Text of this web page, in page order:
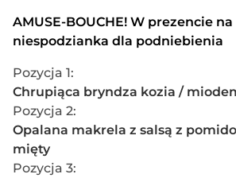
sous vide.
Magari (PURO Hotel 4*)
Europejska
Śródmieście • Mapa
99 zł (+ 12 zł opłaty rezerwacyjnej)
Kaczka z pieprzem tasmańskim lub gnocchi
AMUSE-BOUCHE! W prezencie
niespodzianka dla podniebienia
Pozycja 1:
Chrupiąca bryndza kozia /
Pozycja 2:
Opalana makrela z salsą z
mięty
Pozycja 3: